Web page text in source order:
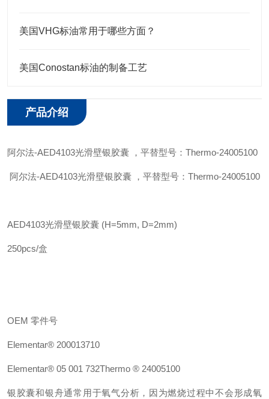
美国VHG标油常用于哪些方面？
美国Conostan标油的制备工艺
产品介绍
阿尔法-AED4103光滑壁银胶囊 ，平替型号： Thermo-24005100
阿尔法-AED4103光滑壁银胶囊 ，平替型号： Thermo-24005100
AED4103光滑壁银胶囊 (H=5mm, D=2mm)
250pcs/盒
OEM 零件号
Elementar® 200013710
Elementar® 05 001 732Thermo ® 24005100
银胶囊和银舟通常用于氧气分析，因为燃烧过程中不会形成氧